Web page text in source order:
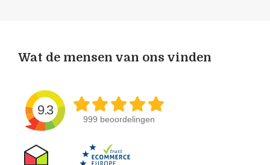
Wat de mensen van ons vinden
9.3
999 beoordelingen